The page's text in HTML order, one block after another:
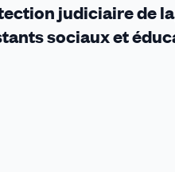
judiciaire de
sociaux et